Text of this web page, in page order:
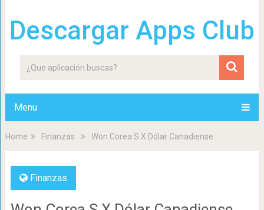
Descargar Apps Club
Menu
Home Finanzas Won Corea S X Dólar Canadiense
Finanzas